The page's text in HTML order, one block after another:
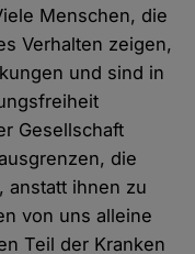
Menschen, die
Verhalten zeigen,
und sind in
Gesellschaft
die
anstatt ihnen zu
von uns alleine
Teil der Kranken